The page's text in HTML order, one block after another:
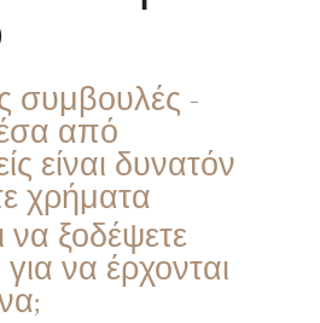
συμβουλές -
από
είναι δυνατόν
χρήματα
ξοδέψετε
να έρχονται